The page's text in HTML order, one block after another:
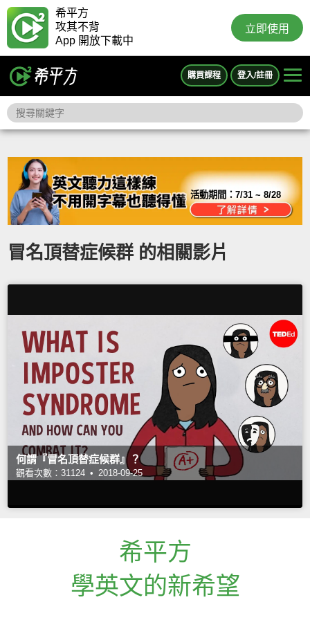
希平方
攻其不背
App 開放下載中
立即使用
購買課程 登入/註冊
活動期間：7/31 ~ 8/28
冒名頂替症候群 的相關影片
何謂『冒名頂替症候群』？
觀看次數：31124 • 2018-09-25
希平方
學英文的新希望